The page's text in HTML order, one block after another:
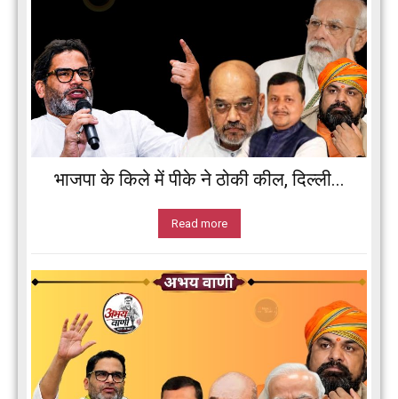
भाजपा के किले में पीके ने ठोकी कील, दिल्ली...
Read more